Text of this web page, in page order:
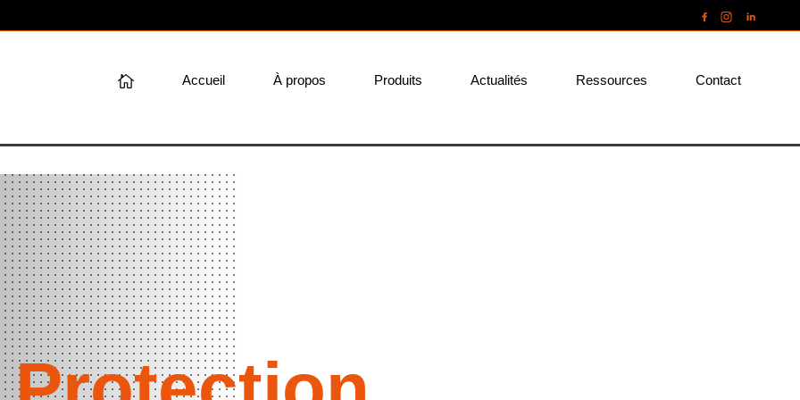
Accueil À propos Produits Actualités Ressources Contact